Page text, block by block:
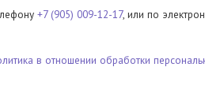
+7 (905) 009-12-17, или по
в отношении обработки